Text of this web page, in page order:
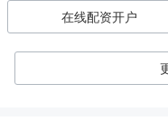
在线配资开户